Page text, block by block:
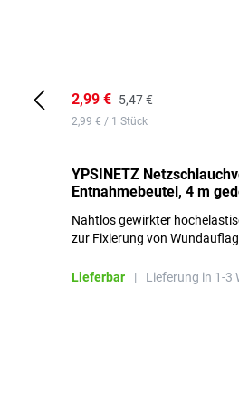
2,99 € 5,47 €
2,99 € / 1 Stück
YPSINETZ
Entnahmebeutel, 4 m
Nahtlos gewirkter
zur Fixierung von
Lieferbar | Lieferung in 1-3